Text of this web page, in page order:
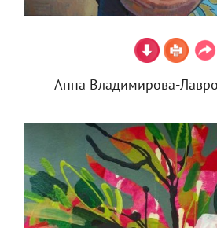
Анна Владимирова-